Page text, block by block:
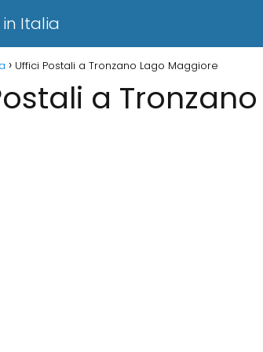
Italia
Uffici Postali a Tronzano Lago Maggiore
a